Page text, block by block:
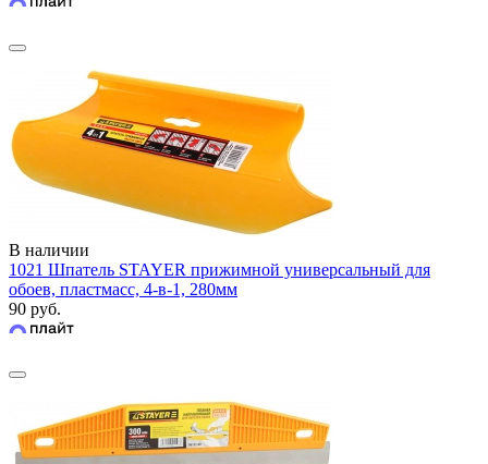
В наличии
1021 Шпатель STAYER прижимной универсальный для
обоев, пластмасс, 4-в-1, 280мм
90 руб.